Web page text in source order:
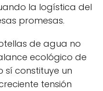
la logística del
promesas.
de agua no
ecológico de
sí constituye un
tensión